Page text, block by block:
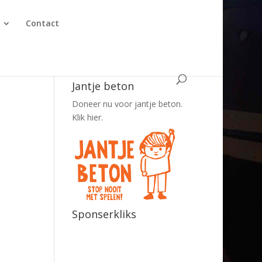
Contact
Jantje beton
Doneer nu voor jantje beton.
Klik hier.
Sponserkliks